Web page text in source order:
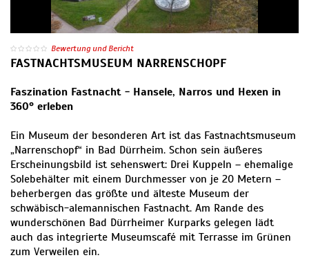
Bewertung und Bericht
FASTNACHTSMUSEUM NARRENSCHOPF
Faszination Fastnacht - Hansele, Narros und Hexen in
360° erleben
Ein Museum der besonderen Art ist das Fastnachtsmuseum
„Narrenschopf“ in Bad Dürrheim. Schon sein äußeres
Erscheinungsbild ist sehenswert: Drei Kuppeln – ehemalige
Solebehälter mit einem Durchmesser von je 20 Metern –
beherbergen das größte und älteste Museum der
schwäbisch-alemannischen Fastnacht. Am Rande des
wunderschönen Bad Dürrheimer Kurparks gelegen lädt
auch das integrierte Museumscafé mit Terrasse im Grünen
zum Verweilen ein.